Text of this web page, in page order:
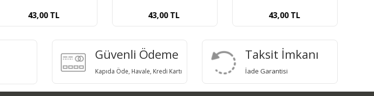
43,00TL 43,00TL 43,00TL
Güvenli Ödeme
Kapıda Öde, Havale, Kredi Kartı
Taksit İmkanı
İade Garantisi